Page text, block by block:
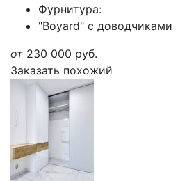
Фурнитура:
"Boyard" с доводчиками
от 230 000 руб.
Заказать похожий